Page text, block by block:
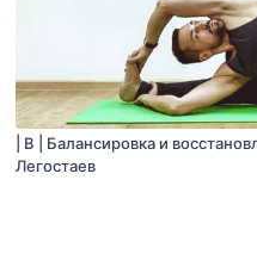
| B | Балансировка и
Легостаев